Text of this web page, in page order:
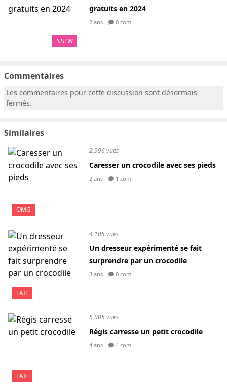
NSFW
gratuits en 2024
2 ans 0 com
Commentaires
Les commentaires pour cette discussion sont désormais
fermés.
Similaires
OMG
2,996 vues
Caresser un crocodile avec ses pieds
2 ans 1 com
FAIL
4,105 vues
Un dresseur expérimenté se fait
surprendre par un crocodile
3 ans 0 com
FAIL
5,005 vues
Régis carresse un petit crocodile
4 ans 4 com